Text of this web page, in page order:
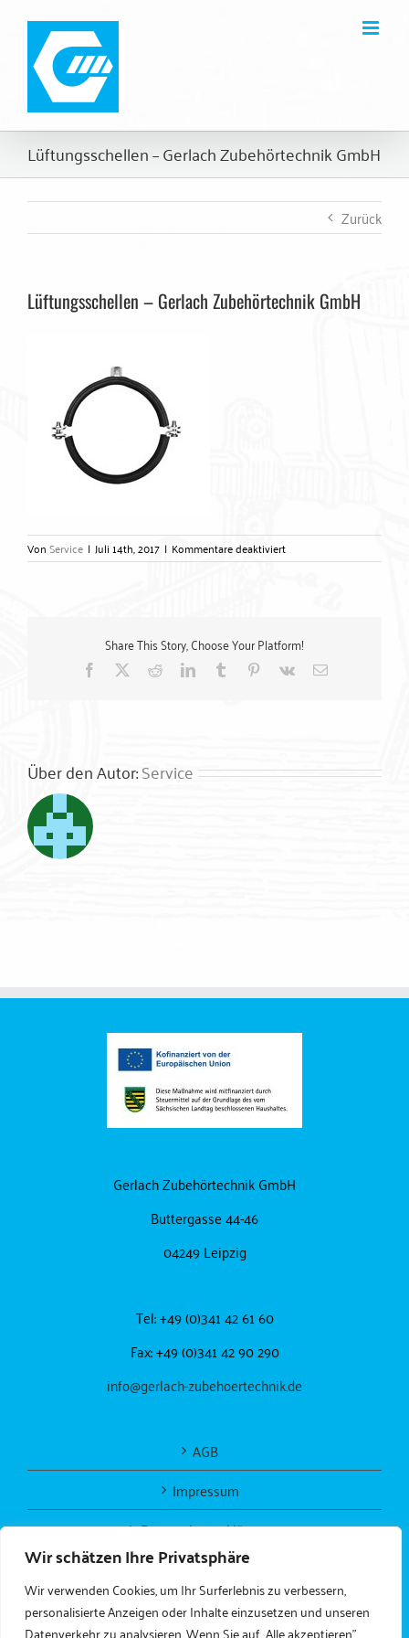
Wir schätzen Ihre Privatsphäre
Wir verwenden Cookies, um Ihr Surferlebnis zu verbessern,
personalisierte Anzeigen oder Inhalte einzusetzen und unseren
Datenverkehr zu analysieren. Wenn Sie auf „Alle akzeptieren"
Inhalt
springen
Lüftungsschellen – Gerlach Zubehörtechnik GmbH
Zurück
Lüftungsschellen – Gerlach Zubehörtechnik GmbH
VonService | Juli 14th, 2017 | Kommentare deaktiviertfür
Lüftungsschellen
Share This Story, Choose Your Platform!
Facebook RedditLinkedInTumblr Pinterest
Vk
E-
Über den Autor:Service
Gerlach Zubehörtechnik GmbH
Buttergasse 44-46
04249 Leipzig
Tel: +49 (0)341 42 61 60
Fax: +49 (0)341 42 90 290
info@gerlach-zubehoertechnik.de
AGB
Impressum
Datenschutzerklärung